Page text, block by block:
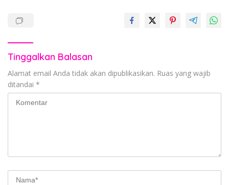
Tinggalkan Balasan
Alamat email Anda tidak akan dipublikasikan. Ruas yang wajib
ditandai *